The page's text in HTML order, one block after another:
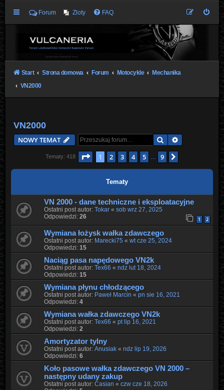
Forum Zloty FAQ
Start Strona domowa Forum Motocykle
Mechanika
VN2000
VN2000
NOWY TEMAT Szukaj
Tematy: 418 Strona1 z9
1 2 3 4 5 9
Tematy
VN 2000 - dane techniczne i eksploatacyjne
Ostatni post autor: Tokar« sob wrz 27, 2025
Odpowiedzi: 26 1 2
Wymiana łożysk wałka zdawczego
Ostatni post autor: Marecki75 « wt cze 25, 2024
Odpowiedzi: 15
Naciąg pasa napędowego VN2k
Ostatni post autor: Tex66 « ndz lut 18, 2024
Odpowiedzi: 15
Wymiana płynu chłodzącego
Ostatni post autor: Paweł Marcin « pn sie 16, 2021
Odpowiedzi: 4
Wymiana wałka zdawczego VN2k
Ostatni post autor: Tex66 « pt lip 16, 2021
Odpowiedzi: 2
Amortyzator tylny
Ostatni post autor: Anusiak« ndz lip 19, 2026
Odpowiedzi: 6
Koło pasowe wałka zdawczego VN 2000 –
następny udany zakup
Ostatni post autor: Casian « czw cze 18, 2026